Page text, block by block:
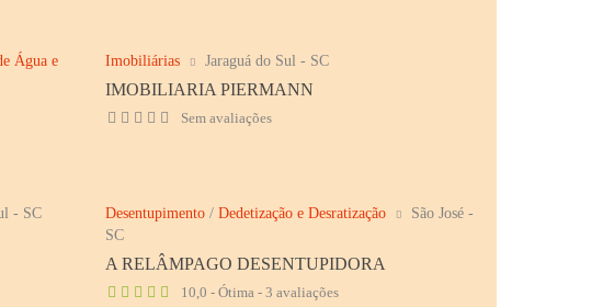
Água e
Imobiliárias Jaraguá do Sul - SC
IMOBILIARIA PIERMANN
Sem avaliações
- SC Desentupimento /Dedetização e Desratização
São José -
SC
A RELÂMPAGO DESENTUPIDORA
10,0 - Ótima - 3 avaliações